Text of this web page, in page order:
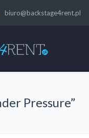
biuro@backstage4rent.pl
Pressure”